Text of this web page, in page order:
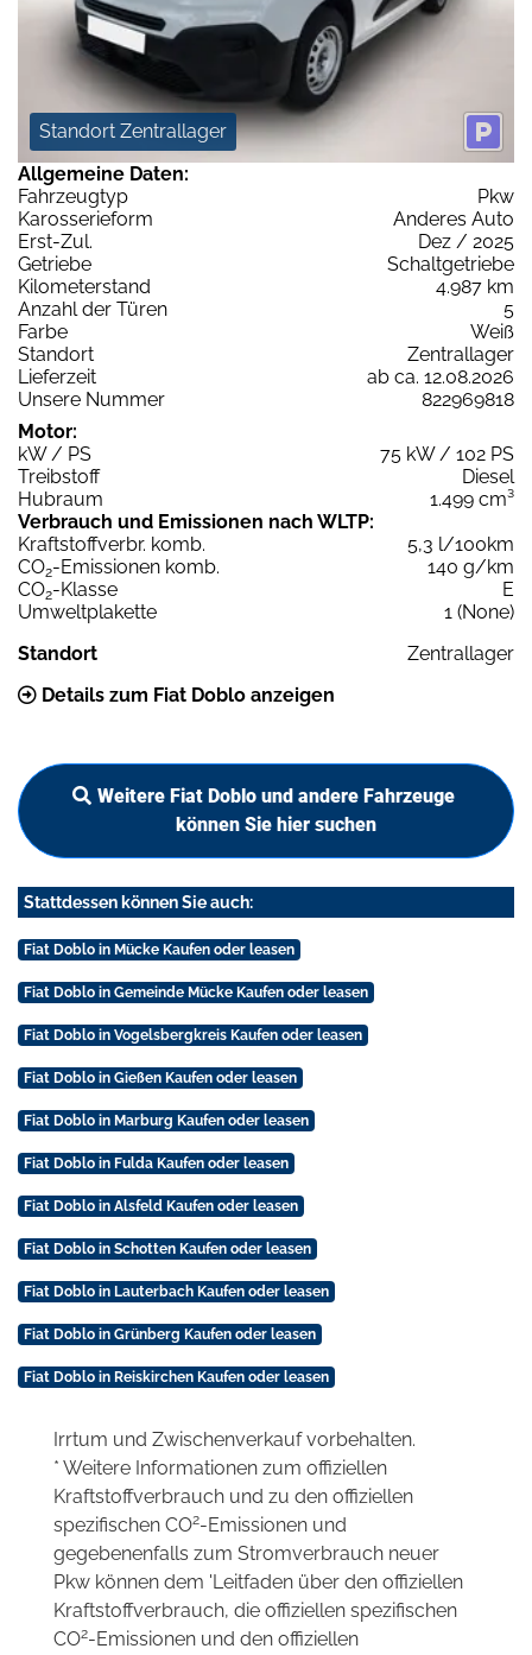
Standort Zentrallager
Allgemeine Daten:
Fahrzeugtyp
Pkw
Karosserieform
Anderes Auto
Erst-Zul.
Dez / 2025
Getriebe
Schaltgetriebe
Kilometerstand
4.987 km
Anzahl der Türen
5
Farbe
Weiß
Standort
Zentrallager
Lieferzeit
ab ca. 12.08.2026
Unsere Nummer
822969818
Motor:
kW / PS
75 kW / 102 PS
Treibstoff
Diesel
Hubraum
1.499 cm³
Verbrauch und Emissionen nach WLTP:
Kraftstoffverbr. komb.
5,3 l/100km
CO2-Emissionen komb.
140 g/km
CO2-Klasse
E
Umweltplakette
1 (None)
Standort
Zentrallager
Details zum Fiat Doblo anzeigen
Weitere Fiat Doblo und andere Fahrzeuge
können Sie hier suchen
Stattdessen können Sie auch:
Fiat Doblo in Mücke Kaufen oder leasen
Fiat Doblo in Gemeinde Mücke Kaufen oder leasen
Fiat Doblo in Vogelsbergkreis Kaufen oder leasen
Fiat Doblo in Gießen Kaufen oder leasen
Fiat Doblo in Marburg Kaufen oder leasen
Fiat Doblo in Fulda Kaufen oder leasen
Fiat Doblo in Alsfeld Kaufen oder leasen
Fiat Doblo in Schotten Kaufen oder leasen
Fiat Doblo in Lauterbach Kaufen oder leasen
Fiat Doblo in Grünberg Kaufen oder leasen
Fiat Doblo in Reiskirchen Kaufen oder leasen
Irrtum und Zwischenverkauf vorbehalten.
* Weitere Informationen zum offiziellen
Kraftstoffverbrauch und zu den offiziellen
spezifischen CO2-Emissionen und
gegebenenfalls zum Stromverbrauch neuer
Pkw können dem 'Leitfaden über den offiziellen
Kraftstoffverbrauch, die offiziellen spezifischen
CO2-Emissionen und den offiziellen